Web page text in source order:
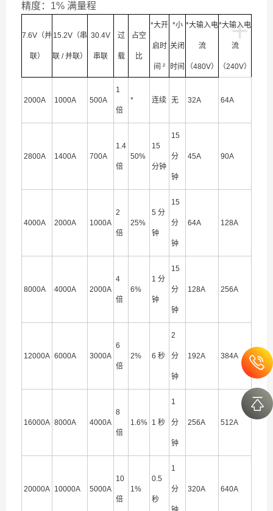
精度：1% 满量程
+
7.6V（并
联）
15.2V（串
联 / 并联）
30.4V
串联
过
载
占空
比
*大开
启时
间 ²
*小
关闭
时间
*大输入电
流
（480V）
*大输入电
流
（240V）
2000A 1000A 500A
1
倍
* 连续 无 32A 64A
2800A 1400A 700A
1.4
倍
50%
15
分钟
15
分
钟
45A 90A
4000A 2000A 1000A
2
倍
25%
5 分
钟
15
分
钟
64A 128A
8000A 4000A 2000A
4
倍
6%
1 分
钟
15
分
钟
128A 256A
12000A 6000A 3000A
6
倍
2% 6 秒
2
分
钟
192A 384A
16000A 8000A 4000A
8
倍
1.6% 1 秒
1
分
钟
256A 512A
20000A 10000A 5000A
10
倍
1%
0.5
秒
1
分 320A 640A